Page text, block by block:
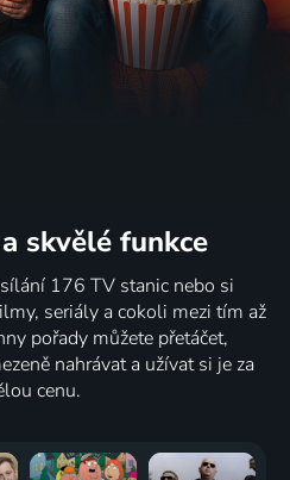
a skvělé funkce
176 TV stanic nebo si
seriály a cokoli mezi tím až
pořady můžete přetáčet,
nahrávat a užívat si je za
cenu.